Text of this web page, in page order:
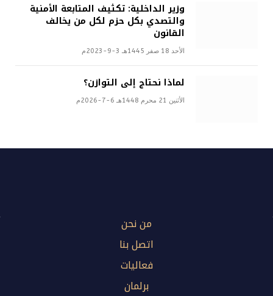
وزير الداخلية: تكثيف المتابعة الأمنية
والتصدي بكل حزم لكل من يخالف
القانون
الأحد 18 صفر 1445هـ 3-9-2023م
لماذا نحتاج إلى التوازن؟
الأثنين 21 محرم 1448هـ 6-7-2026م
من نحن
اتصل بنا
فعاليات
برلمان